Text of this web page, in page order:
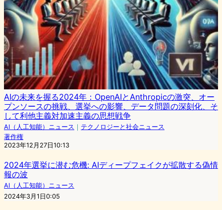
AIの未来を握る2024年：OpenAIとAnthropicの激突、オー
プンソースの挑戦、選挙への影響、データ問題の深刻化、そ
して利他主義対加速主義の思想戦争
AI（人工知能）ニュース ｜ テクノロジーと社会ニュース
著作権
2023年12月27日10:13
2024年選挙に潜む危機: AIディープフェイクが拡散する偽情
報の波
AI（人工知能）ニュース
2024年3月1日0:05